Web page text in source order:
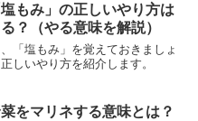
もみ」の正しいやり方は
？（やる意味を解説）
「塩もみ」を覚えておきましょ
しいやり方を紹介します。
をマリネする意味とは？